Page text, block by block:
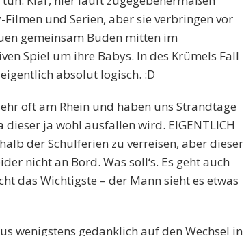
und Serien, aber sie verbringen vor
gemeinsam Buden mitten im
Spiel um ihre Babys. In des Krümels Fall
absolut logisch. :D
oft am Rhein und haben uns Strandtage
ja wohl ausfallen wird. EIGENTLICH
der Schulferien zu verreisen, aber dieser
nicht an Bord. Was soll‘s. Es geht auch
das Wichtigste – der Mann sieht es etwas
wenigstens gedanklich auf den Wechsel in